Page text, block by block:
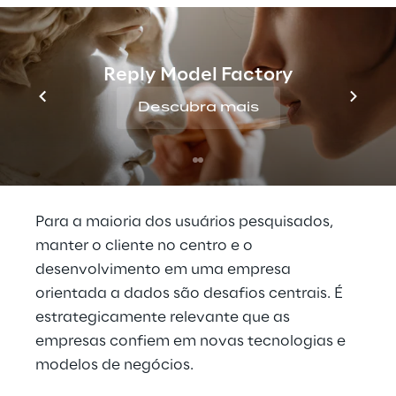
Reply Model Factory
Descubra mais
mostrando resultados e muitos estão
planejando investir mais em cibersegurança,
inteligência artificial (IA), nativo em nuvem e
no desenvolvimento de plataformas de
dados. O metaverso, é claro, está ganhando
maior importância, embora nem todas as
empresas já tenham identificado casos de
uso.
Para a maioria dos usuários pesquisados,
manter o cliente no centro e o
desenvolvimento em uma empresa
orientada a dados são desafios centrais. É
estrategicamente relevante que as
empresas confiem em novas tecnologias e
modelos de negócios.